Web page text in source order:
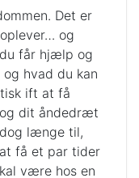
Det er
og
får hjælp og
hvad du kan
ift at få
dit åndedræt
længe til,
få et par tider
være hos en